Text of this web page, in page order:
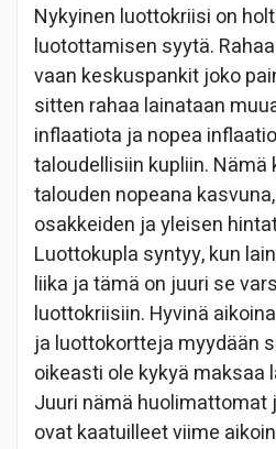
Nykyinen luottokriisi on
luotottamisen syytä.
vaan keskuspankit joko
sitten rahaa lainataan
inflaatiota ja nopea
taloudellisiin kupliin.
talouden nopeana
osakkeiden ja yleisen
Luottokupla syntyy, kun
liika ja tämä on juuri se
luottokriisiin. Hyvinä
ja luottokortteja myydään
oikeasti ole kykyä maksaa
Juuri nämä
ovat kaatuilleet viime